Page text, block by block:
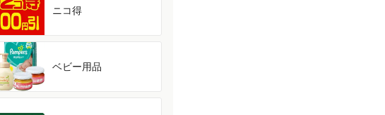
ニコ得
ベビー用品